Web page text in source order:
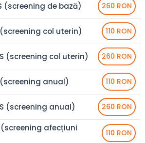
(screening de bază) 260 RON
col uterin) 110 RON
(screening col uterin) 260 RON
anual) 110 RON
(screening anual) 260 RON
(screening afecțiuni
110 RON